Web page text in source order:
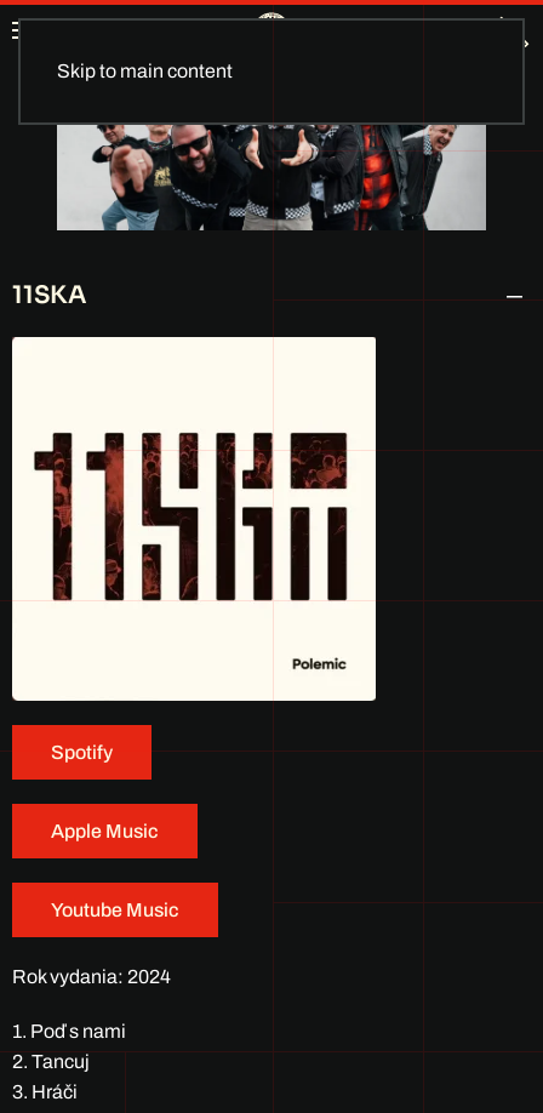
Skip to main content
11SKA
Spotify
Apple Music
Youtube Music
Rok vydania: 2024
1. Poď s nami
2. Tancuj
3. Hráči